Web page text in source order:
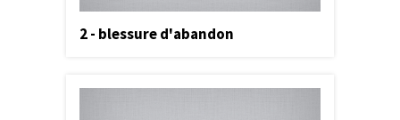
2 - blessure d'abandon